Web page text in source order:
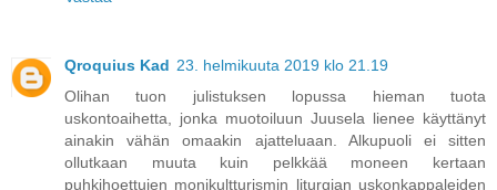
Qroquius Kad 23. helmikuuta 2019 klo 21.19
Olihan tuon julistuksen lopussa hieman tuota
uskontoaihetta, jonka muotoiluun Juusela lienee käyttänyt
ainakin vähän omaakin ajatteluaan. Alkupuoli ei sitten
ollutkaan muuta kuin pelkkää moneen kertaan
puhkihoettujen monikultturismin liturgian uskonkappaleiden